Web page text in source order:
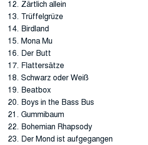
12. Zärtlich allein
13. Trüffelgrüze
14. Birdland
15. Mona Mu
16. Der Butt
17. Flattersätze
18. Schwarz oder Weiß
19. Beatbox
20. Boys in the Bass Bus
21. Gummibaum
22. Bohemian Rhapsody
23. Der Mond ist aufgegangen